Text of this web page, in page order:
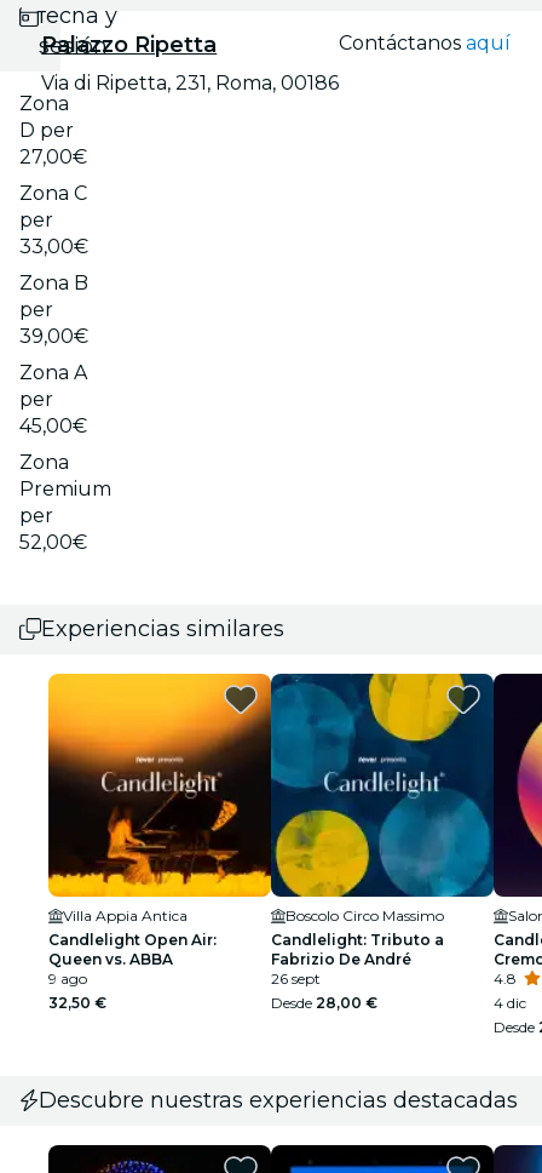
fecha y
sesión
Zona
D per
27,00€
Zona C
per
33,00€
Zona B
per
39,00€
Zona A
per
45,00€
Zona
Premium
per
52,00€
Palazzo Ripetta
Via di Ripetta, 231, Roma, 00186
Contáctanosaquí
Experiencias similares
Villa Appia Antica
Candlelight Open Air:
Queen vs. ABBA
9 ago
32,50 €
Boscolo Circo Massimo
Candlelight: Tributo a
Fabrizio De André
26 sept
Desde 28,00 €
4.8
4 dic
Desde
Descubre nuestras experiencias destacadas